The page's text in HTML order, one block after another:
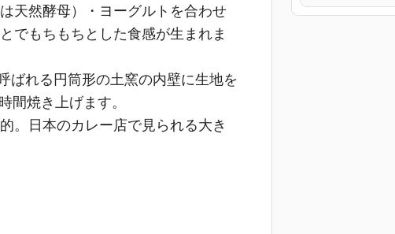
天然酵母）・ヨーグルトを合わせ
でもちもちとした食感が生まれま
ばれる円筒形の土窯の内壁に生地を
焼き上げます。
。日本のカレー店で見られる大き